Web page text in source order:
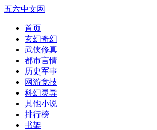
五六中文网
首页
玄幻奇幻
武侠修真
都市言情
历史军事
网游竞技
科幻灵异
其他小说
排行榜
书架